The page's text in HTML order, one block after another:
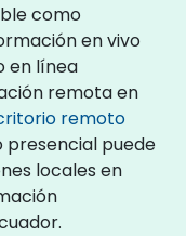
como
en vivo
en línea
remota en
remoto
presencial puede
locales en